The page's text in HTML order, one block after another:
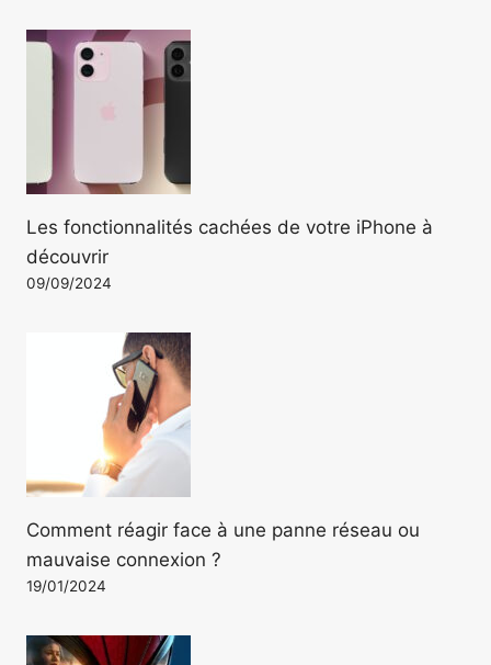
Les fonctionnalités cachées de votre iPhone à
découvrir
09/09/2024
Comment réagir face à une panne réseau ou
mauvaise connexion ?
19/01/2024